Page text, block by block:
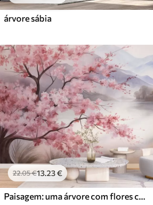
árvore sábia
22.05€13.23€
Paisagem: uma árvore com flores cor-de-rosa, um lago e montanhas envoltas em neblina ao fundo